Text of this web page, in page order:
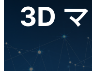
3D